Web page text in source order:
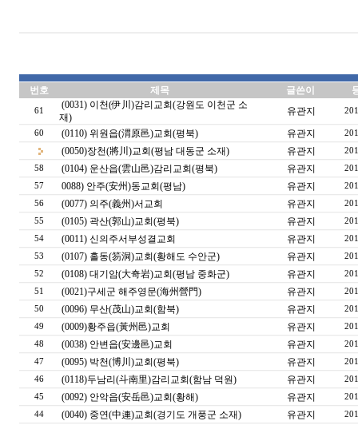
번호 제목 글쓴이
61
(0031) 이천(伊川)감리교회(강원도 이천군 소
재)
유관지
60 (0110) 위원읍(渭原邑)교회(평북) 유관지
(0050)장천(將川)교회(평남 대동군 소재) 유관지
58
(0104) 운산읍(雲山邑)감리교회(평북) 유관지
57
0088) 안주(安州)동교회(평남) 유관지
56
(0077) 의주(義州)서교회 유관지
55
(0105) 곽산(郭山)교회(평북) 유관지
54
(0011) 신의주서부성결교회 유관지
53
(0107) 홀동(笏洞)교회(황해도 수안군) 유관지
52
(0108) 대기암(大奇岩)교회(평남 중화군) 유관지
51
(0021)구세군 해주영문(海州營門) 유관지
50
(0096) 무산(茂山)교회(함북) 유관지
49
(0009)황주읍(黃州邑)교회 유관지
48
(0038) 안변읍(安邊邑)교회 유관지
47
(0095) 박천(博川)교회(평북) 유관지
46
(0118)두남리(斗南里)감리교회(함남 덕원) 유관지
45
(0092) 안악읍(安岳邑)교회(황해) 유관지
44
(0040) 중연(中連)교회(경기도 개풍군 소재) 유관지